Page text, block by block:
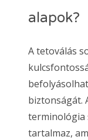
alapok?
A tetoválás
biztonságát.
terminológia
tartalmaz,